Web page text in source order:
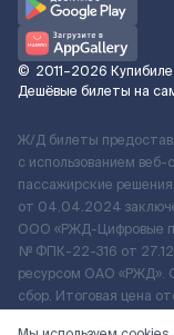
© 2011–2026
Дешёвые билеты на
Ж/Д билеты
с использованием
пассажирские
от 04.04.2024
ООО «РЖД-Цифровые
№ ФПК-22-316 от
ресурсом ОАО «РЖД».
сбор. Итоговая цена